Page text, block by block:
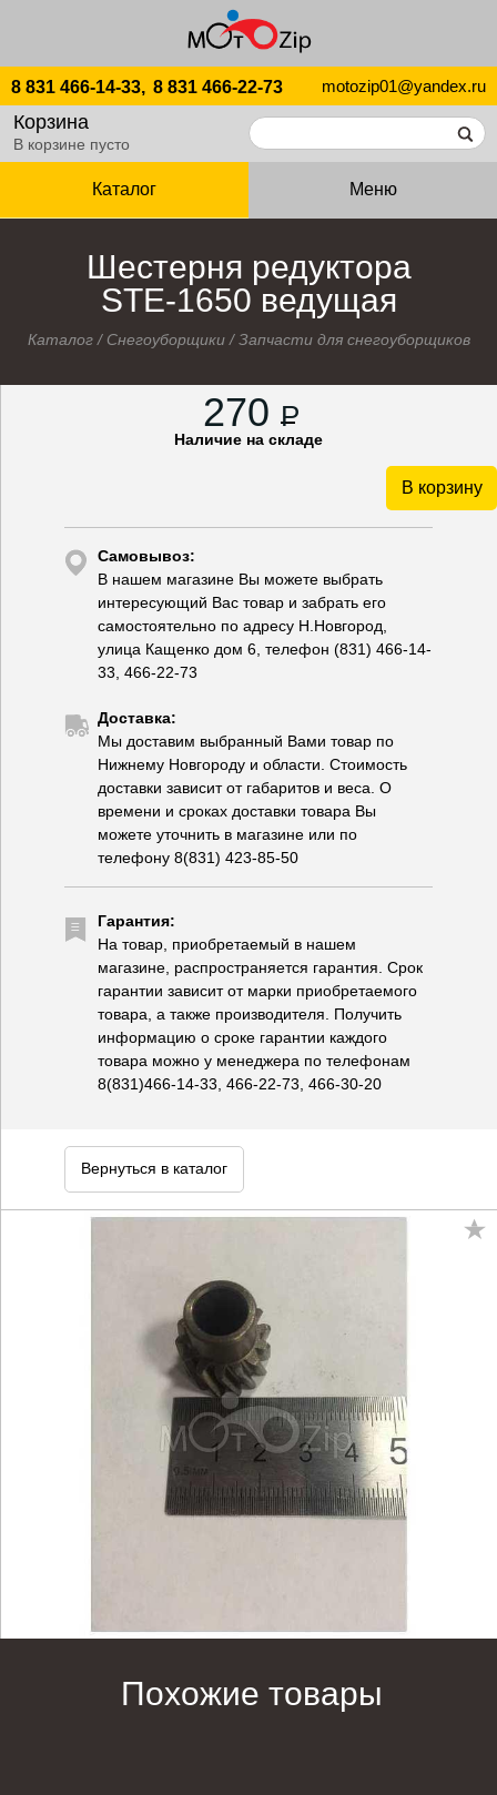
8 831 466-14-33, 8 831 466-22-73 motozip01@yandex.ru
Корзина
В корзине пусто
Каталог Меню
Шестерня редуктора
STЕ-1650 ведущая
Каталог/ Снегоуборщики/Запчасти для снегоуборщиков
270 P
Наличие на складе
В корзину
Самовывоз:
В нашем магазине Вы можете выбрать
интересующий Вас товар и забрать его
самостоятельно по адресу Н.Новгород,
улица Кащенко дом 6, телефон (831) 466-14-
33, 466-22-73
Доставка:
Мы доставим выбранный Вами товар по
Нижнему Новгороду и области. Стоимость
доставки зависит от габаритов и веса. О
времени и сроках доставки товара Вы
можете уточнить в магазине или по
телефону 8(831) 423-85-50
Гарантия:
На товар, приобретаемый в нашем
магазине, распространяется гарантия. Срок
гарантии зависит от марки приобретаемого
товара, а также производителя. Получить
информацию о сроке гарантии каждого
товара можно у менеджера по телефонам
8(831)466-14-33, 466-22-73, 466-30-20
Вернуться в каталог
Похожие товары